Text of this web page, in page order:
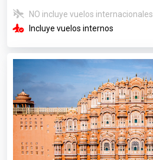
NO incluye vuelos internacionales
Incluye vuelos internos